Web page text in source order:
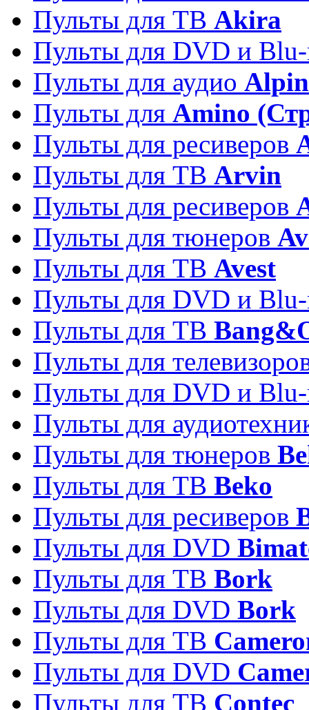
Пульты для ТВ Akira
Пульты для DVD и
Пульты для аудио
Пульты для Amino
Пульты для ресиверов
Пульты для ТВ Arvin
Пульты для ресиверов
Пульты для тюнеров
Пульты для ТВ Avest
Пульты для DVD и
Пульты для ТВ
Пульты для
Пульты для DVD и
Пульты для
Пульты для тюнеров
Пульты для ТВ Beko
Пульты для ресиверов
Пульты для DVD
Пульты для ТВ Bork
Пульты для DVD Bork
Пульты для ТВ
Пульты для DVD
Пульты для ТВ Contec